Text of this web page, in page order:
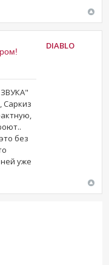
Саркиз
без
уже
DIABLO